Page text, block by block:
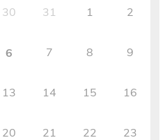
30 31 1 2
6 7 8 9
13 14 15 16
20 21 22 23